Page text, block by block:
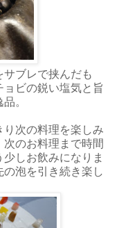
ブレで挟んだも
ビの鋭い塩気と旨
。
次の料理を楽しみ
のお料理まで時間
しお飲みになりま
泡を引き続き楽し